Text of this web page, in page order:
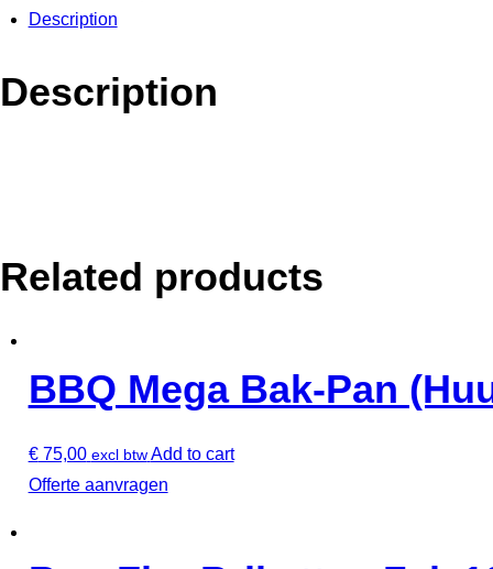
(hoogwaardig
en
echt
Description
Description
Related products
BBQ Mega Bak-Pan
€75,00 excl btw Add to cart
Offerte aanvragen